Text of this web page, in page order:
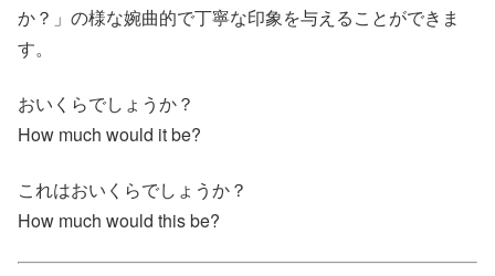
か？」の様な婉曲的で丁寧な印象を与えることができま
す。
おいくらでしょうか？
How much would it be?
これはおいくらでしょうか？
How much would this be?